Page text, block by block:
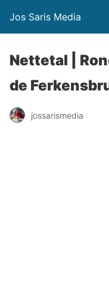
Jos Saris Media
Nettetal |
de
jossarismedia